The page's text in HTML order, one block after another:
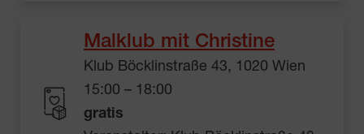
Malklub mit Christine
Klub Böcklinstraße 43, 1020 Wien
15:00 – 18:00
gratis